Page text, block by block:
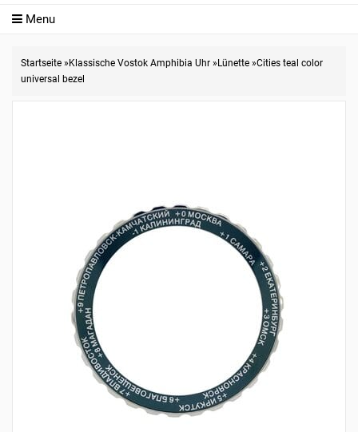
Menu
Startseite » Klassische Vostok Amphibia Uhr » Lünette »Cities teal color
universal bezel